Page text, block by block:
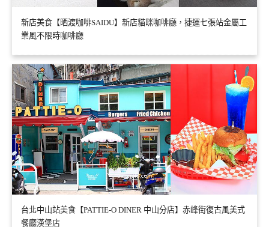
新店美食【晒渡咖啡SAIDU】新店貓咪咖啡廳，捷運七張站金屬工
業風不限時咖啡廳
台北中山站美食【PATTIE-O DINER 中山分店】赤峰街復古風美式
餐廳漢堡店